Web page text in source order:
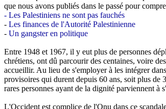
que nous avons publiés dans le passé pour
- Les Palestiniens ne sont pas fauchés
- Les finances de l'Autorité Palestinienne
- Un gangster en politique
Entre 1948 et 1967, il y eut plus de personnes
chrétiens, ont dû parcourir des centaines, voire
accueillir. Au lieu de s'employer à les intégrer
provisoires qui durent depuis 60 ans, soit plus de
rares personnes ayant de la dignité parviennent à
L'Occident est complice de l'Onu dans ce